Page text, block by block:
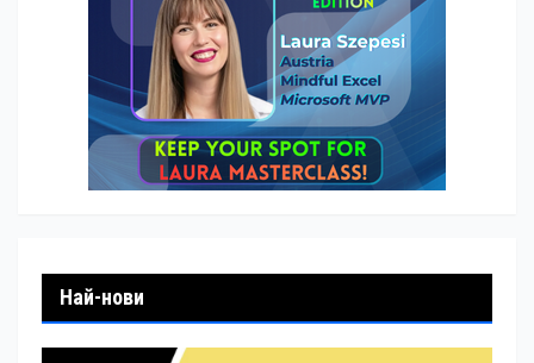
Най-нови